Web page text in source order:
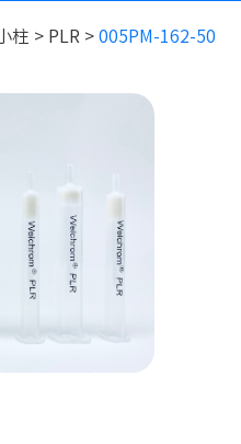
柱 > PLR > 005PM-162-50